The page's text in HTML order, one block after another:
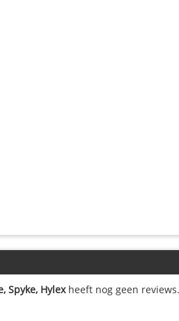
Spyke, Hylexheeft nog geen